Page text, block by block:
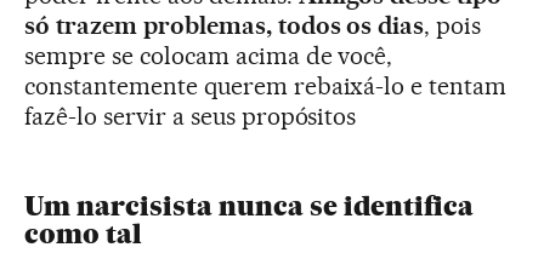
só trazem problemas, todos os dias, pois
sempre se colocam acima de você,
constantemente querem rebaixá-lo e tentam
fazê-lo servir a seus propósitos
Um narcisista nunca se identifica
como tal